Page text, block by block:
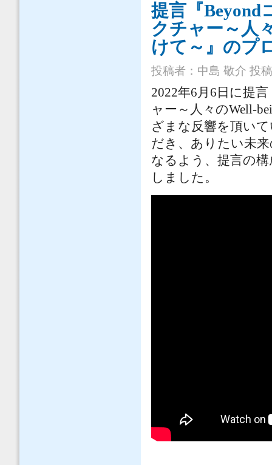
提言『Beyond
クチャー～人
けて～』のプ
投稿者： 中島 敬介 投
2022年6月6日に提
ャー～人々のWell-
ざまな反響を頂い
だき、ありたい未
なるよう、提言の
しました。